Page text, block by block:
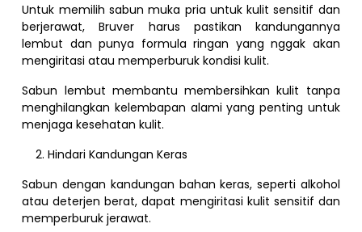
Untuk memilih sabun muka pria untuk kulit sensitif dan
berjerawat, Bruver harus pastikan kandungannya
lembut dan punya formula ringan yang nggak akan
mengiritasi atau memperburuk kondisi kulit.
Sabun lembut membantu membersihkan kulit tanpa
menghilangkan kelembapan alami yang penting untuk
menjaga kesehatan kulit.
Hindari Kandungan Keras
Sabun dengan kandungan bahan keras, seperti alkohol
atau deterjen berat, dapat mengiritasi kulit sensitif dan
memperburuk jerawat.